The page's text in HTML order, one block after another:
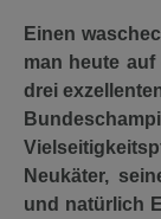
Einen
man heute auf
drei
Neukäter,
und natürlich